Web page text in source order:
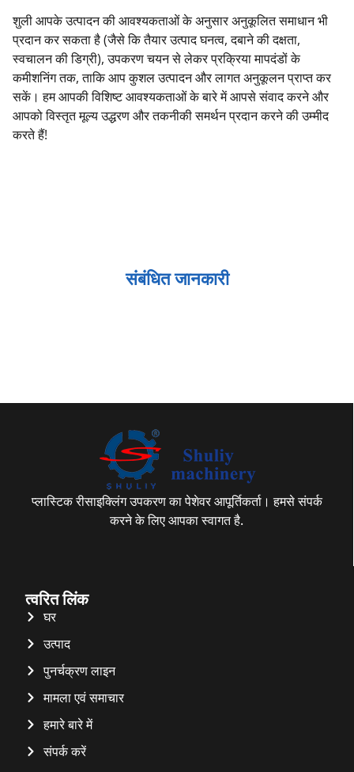
शुली आपके उत्पादन की आवश्यकताओं के अनुसार अनुकूलित समाधान भी
प्रदान कर सकता है (जैसे कि तैयार उत्पाद घनत्व, दबाने की दक्षता,
स्वचालन की डिग्री), उपकरण चयन से लेकर प्रक्रिया मापदंडों के
कमीशनिंग तक, ताकि आप कुशल उत्पादन और लागत अनुकूलन प्राप्त कर
सकें। हम आपकी विशिष्ट आवश्यकताओं के बारे में आपसे संवाद करने और
आपको विस्तृत मूल्य उद्धरण और तकनीकी समर्थन प्रदान करने की उम्मीद
करते हैं!
संबंधित जानकारी
प्लास्टिक रीसाइक्लिंग उपकरण का पेशेवर आपूर्तिकर्ता। हमसे संपर्क
करने के लिए आपका स्वागत है.
त्वरित लिंक
घर
उत्पाद
पुनर्चक्रण लाइन
मामला एवं समाचार
हमारे बारे में
संपर्क करें